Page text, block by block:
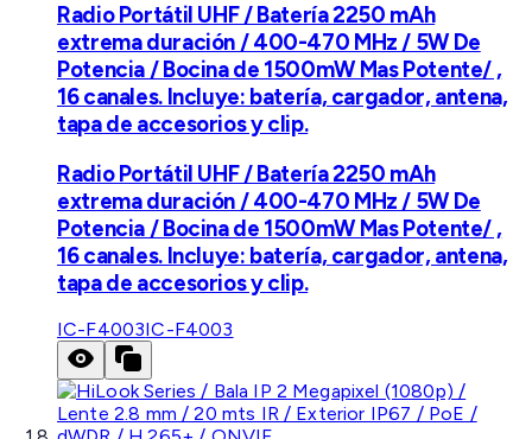
Radio Portátil UHF / Batería 2250 mAh
extrema duración / 400-470 MHz / 5W De
Potencia / Bocina de 1500mW Mas Potente/ ,
16 canales. Incluye: batería, cargador, antena,
tapa de accesorios y clip.
Radio Portátil UHF / Batería 2250 mAh
extrema duración / 400-470 MHz / 5W De
Potencia / Bocina de 1500mW Mas Potente/ ,
16 canales. Incluye: batería, cargador, antena,
tapa de accesorios y clip.
IC-F4003IC-F4003